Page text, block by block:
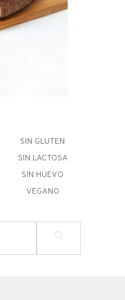
SIN GLUTEN
SIN LACTOSA
SIN HUEVO
VEGANO